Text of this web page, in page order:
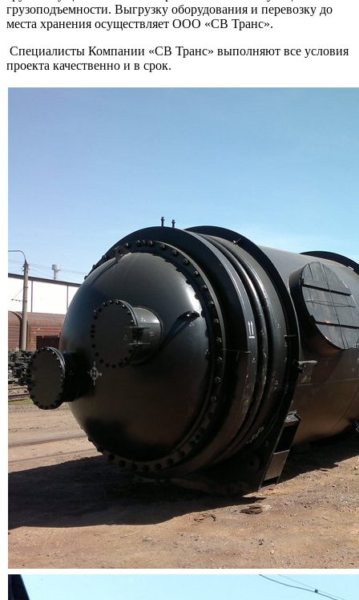
грузоподъемности. Выгрузку оборудования и перевозку до
места хранения осуществляет ООО «СВ Транс».
Специалисты Компании «СВ Транс» выполняют все условия
проекта качественно и в срок.